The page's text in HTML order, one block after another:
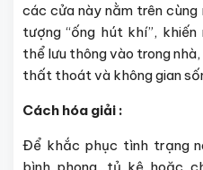
các cửa này nằm trên
tượng “ống hút khí”,
thể lưu thông vào trong
thất thoát và không gian
Cách hóa giải :
Để khắc phục tình trạng